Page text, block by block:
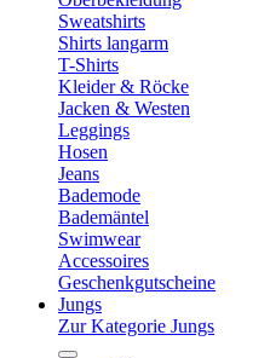
Sweatshirts
Shirts langarm
T-Shirts
Kleider & Röcke
Jacken & Westen
Leggings
Hosen
Jeans
Bademode
Bademäntel
Swimwear
Accessoires
Geschenkgutscheine
Jungs
Zur Kategorie Jungs